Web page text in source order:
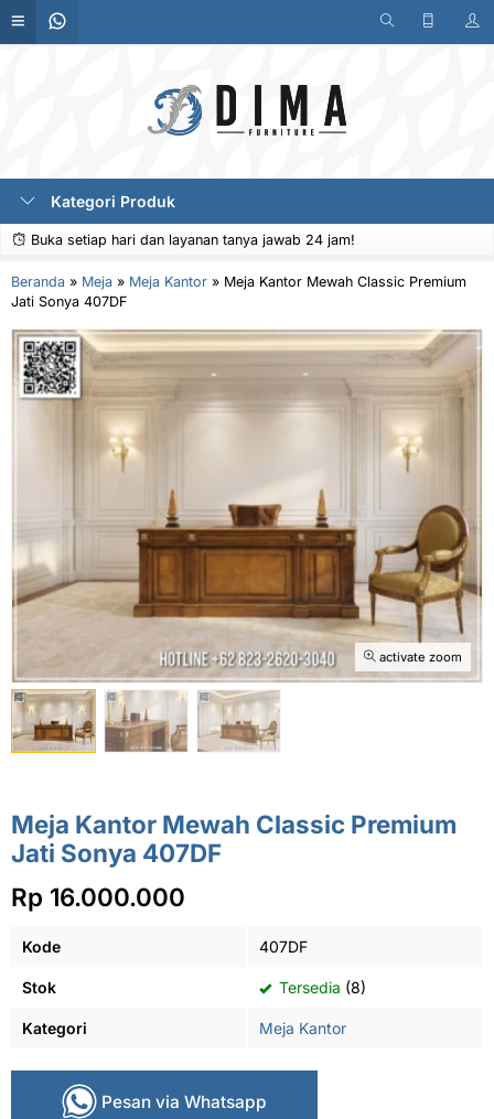
Kategori Produk
Buka setiap hari dan layanan tanya jawab 24 jam!
Beranda » Meja » Meja Kantor » Meja Kantor Mewah Classic Premium
Jati Sonya 407DF
activate zoom
Meja Kantor Mewah Classic Premium
Jati Sonya 407DF
Rp 16.000.000
Kode 407DF
Stok Tersedia (8)
Kategori Meja Kantor
Pesan via Whatsapp